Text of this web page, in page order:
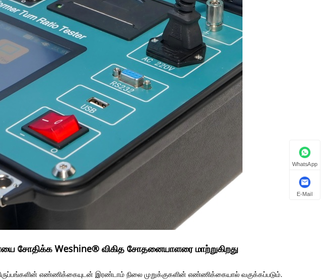
சோதிக்க Weshine® விகித சோதனையாளரை மாற்றுகிறது
திருப்பங்களின் எண்ணிக்கையுடன் இரண்டாம் நிலை முறுக்குகளின் எண்ணிக்கையால் வகுக்கப்படும்.
WhatsApp
E-Mail